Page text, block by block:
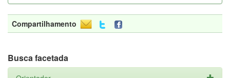
Compartilhamento
Busca facetada